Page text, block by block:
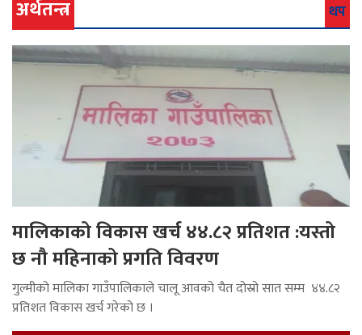
अर्थतन्त्र थप
मालिकाको विकास खर्च ४४.८२ प्रतिशत :यस्तो
छ नौ महिनाको प्रगति विवरण
गुल्मीको मालिका गाउँपालिकाले चालू आवको चैत दोस्रो सात सम्म ४४.८२
प्रतिशत विकास खर्च गरेको छ ।